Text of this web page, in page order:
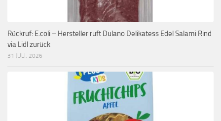
Rückruf: E.coli – Hersteller ruft Dulano Delikatess Edel Salami Rind
via Lidl zurück
31 JULI, 2026